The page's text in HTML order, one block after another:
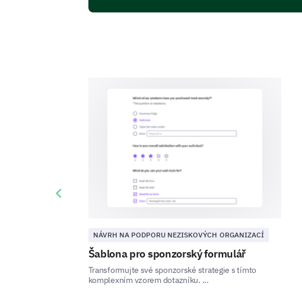
NÁVRH NA PODPORU NEZISKOVÝCH ORGANIZACÍ
Šablona pro sponzorský formulář
Transformujte své sponzorské strategie s tímto
komplexním vzorem dotazníku. ...
Previous slide